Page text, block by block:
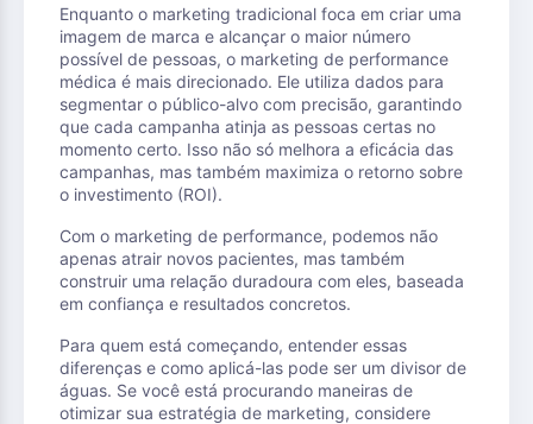
Enquanto o marketing tradicional foca em criar uma
imagem de marca e alcançar o maior número
possível de pessoas, o marketing de performance
médica é mais direcionado. Ele utiliza dados para
segmentar o público-alvo com precisão, garantindo
que cada campanha atinja as pessoas certas no
momento certo. Isso não só melhora a eficácia das
campanhas, mas também maximiza o retorno sobre
o investimento (ROI).
Com o marketing de performance, podemos não
apenas atrair novos pacientes, mas também
construir uma relação duradoura com eles, baseada
em confiança e resultados concretos.
Para quem está começando, entender essas
diferenças e como aplicá-las pode ser um divisor de
águas. Se você está procurando maneiras de
otimizar sua estratégia de marketing, considere